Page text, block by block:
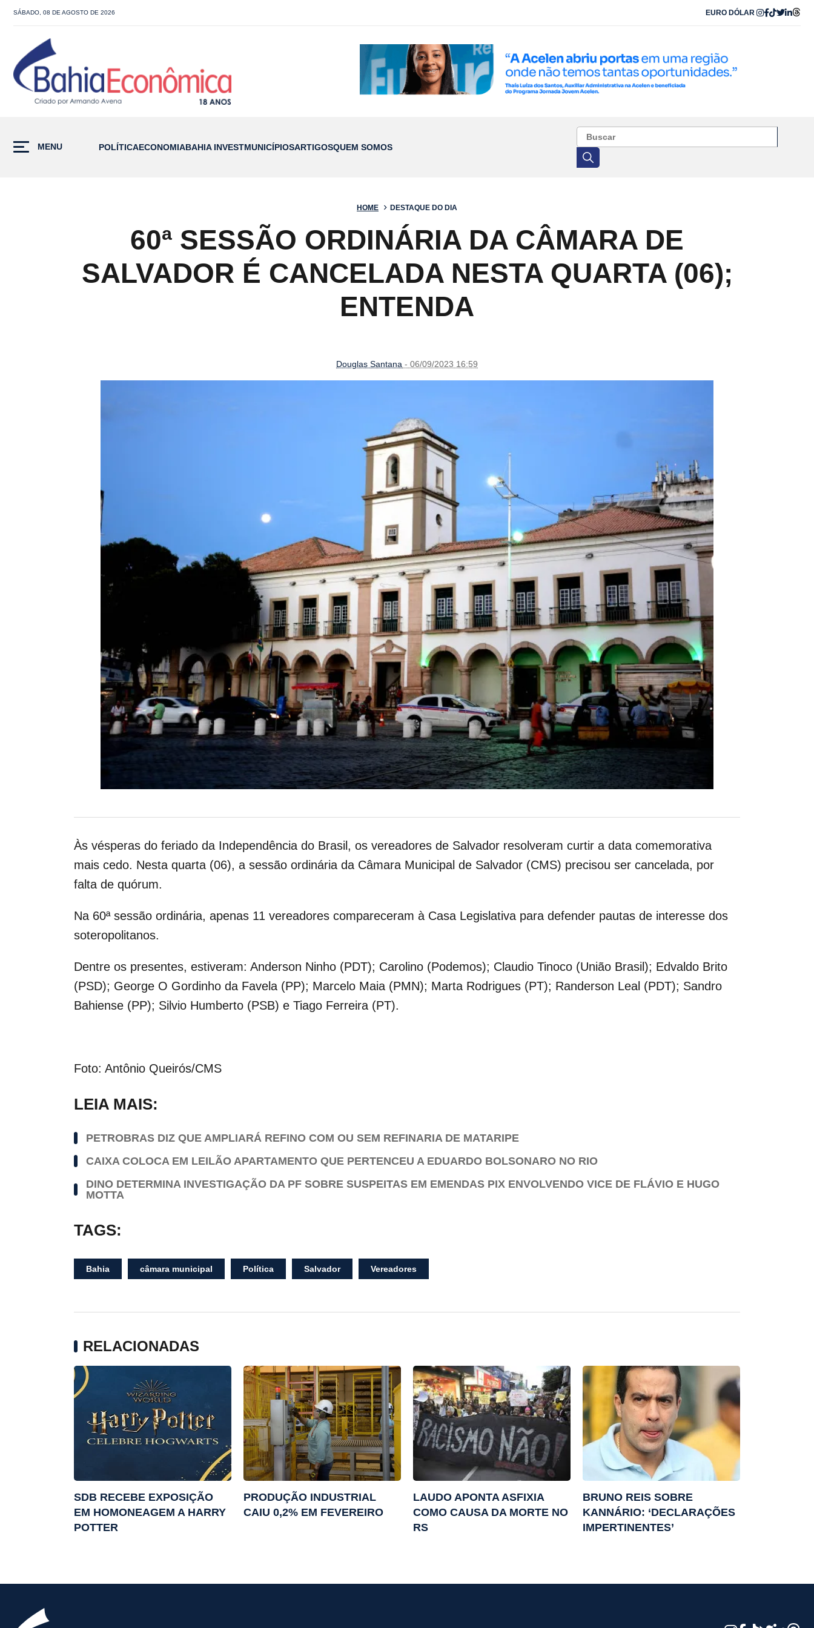
SÁBADO, 08 DE AGOSTO DE 2026 EURO DÓLAR
MENU POLÍTICAECONOMIABAHIA INVESTMUNICÍPIOSARTIGOSQUEM SOMOS
HOME DESTAQUE DO DIA
60ª SESSÃO ORDINÁRIA DA CÂMARA DE
SALVADOR É CANCELADA NESTA QUARTA (06);
ENTENDA
Douglas Santana - 06/09/2023 16:59
Às vésperas do feriado da Independência do Brasil, os vereadores de Salvador resolveram curtir a data comemorativa
mais cedo. Nesta quarta (06), a sessão ordinária da Câmara Municipal de Salvador (CMS) precisou ser cancelada, por
falta de quórum.
Na 60ª sessão ordinária, apenas 11 vereadores compareceram à Casa Legislativa para defender pautas de interesse dos
soteropolitanos.
Dentre os presentes, estiveram: Anderson Ninho (PDT); Carolino (Podemos); Claudio Tinoco (União Brasil); Edvaldo Brito
(PSD); George O Gordinho da Favela (PP); Marcelo Maia (PMN); Marta Rodrigues (PT); Randerson Leal (PDT); Sandro
Bahiense (PP); Silvio Humberto (PSB) e Tiago Ferreira (PT).
Foto: Antônio Queirós/CMS
LEIA MAIS:
PETROBRAS DIZ QUE AMPLIARÁ REFINO COM OU SEM REFINARIA DE MATARIPE
CAIXA COLOCA EM LEILÃO APARTAMENTO QUE PERTENCEU A EDUARDO BOLSONARO NO RIO
DINO DETERMINA INVESTIGAÇÃO DA PF SOBRE SUSPEITAS EM EMENDAS PIX ENVOLVENDO VICE DE FLÁVIO E HUGO
MOTTA
TAGS:
Bahia câmara municipal Política Salvador Vereadores
RELACIONADAS
SDB RECEBE EXPOSIÇÃO
EM HOMONEAGEM A HARRY
POTTER
PRODUÇÃO INDUSTRIAL
CAIU 0,2% EM FEVEREIRO
LAUDO APONTA ASFIXIA
COMO CAUSA DA MORTE NO
RS
BRUNO REIS SOBRE
KANNÁRIO: ‘DECLARAÇÕES
IMPERTINENTES’